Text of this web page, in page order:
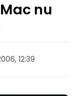
nu
12:39